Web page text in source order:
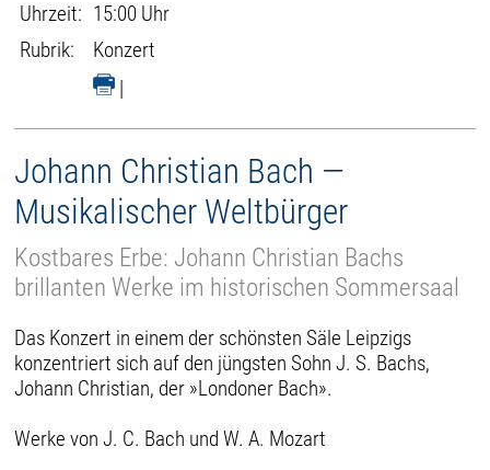
Uhrzeit: 15:00 Uhr
Rubrik:
Konzert
|
Johann Christian Bach —
Musikalischer Weltbürger
Kostbares Erbe: Johann Christian Bachs
brillanten Werke im historischen Sommersaal
Das Konzert in einem der schönsten Säle Leipzigs
konzentriert sich auf den jüngsten Sohn J. S. Bachs,
Johann Christian, der »Londoner Bach».
Werke von J. C. Bach und W. A. Mozart